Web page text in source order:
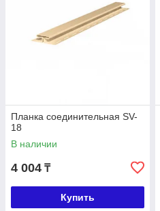
Планка соединительная SV-
18
В наличии
4 004 ₸
Купить